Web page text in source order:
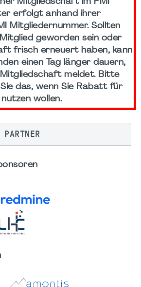
erfolgt anhand ihrer
Mitgliedernummer. Sollten
geworden sein oder
frisch erneuert haben, kann
einen Tag länger dauern,
Mitgliedschaft meldet. Bitte
das, wenn Sie Rabatt für
wollen.
PARTNER